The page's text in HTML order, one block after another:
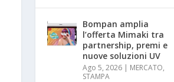
Bompan amplia
l’offerta Mimaki tra
partnership, premi e
nuove soluzioni UV
Ago 5, 2026 | MERCATO,
STAMPA